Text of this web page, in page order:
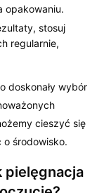
opakowaniu.
stosuj
regularnie,
doskonały wybór
cieszyć się
o środowisko.
pielęgnacja